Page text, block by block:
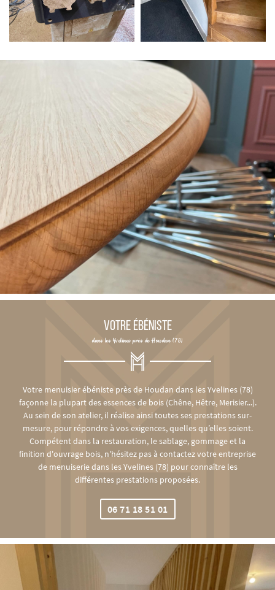
VOTRE ÉBÉNISTE
dans les Yvelines près de Houdan (78)
Votre menuisier ébéniste près de Houdan dans les Yvelines (78)
façonne la plupart des essences de bois (Chêne, Hêtre, Merisier...).
Au sein de son atelier, il réalise ainsi toutes ses prestations sur-
mesure, pour répondre à vos exigences, quelles qu’elles soient.
Compétent dans la restauration, le sablage, gommage et la
finition d'ouvrage bois, n'hésitez pas à contactez votre entreprise
de menuiserie dans les Yvelines (78) pour connaître les
différentes prestations proposées.
06 71 18 51 01